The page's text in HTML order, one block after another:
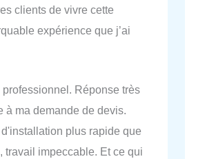
clients de vivre cette
expérience que j’ai
professionnel. Réponse très
à ma demande de devis.
plus rapide que
travail impeccable. Et ce qui